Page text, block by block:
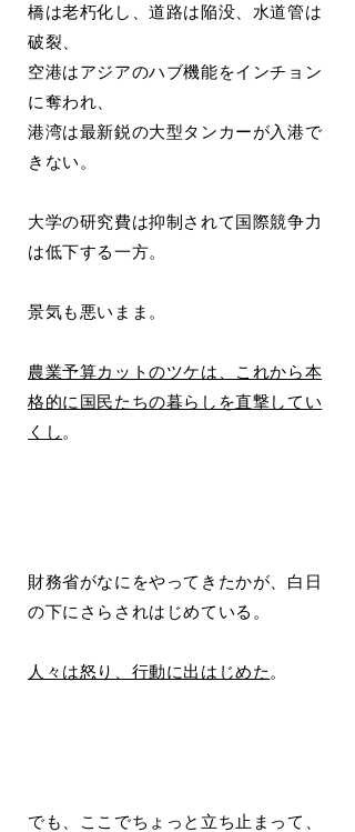
橋は老朽化し、道路は陥没、水道管は
破裂、
空港はアジアのハブ機能をインチョン
に奪われ、
港湾は最新鋭の大型タンカーが入港で
きない。
大学の研究費は抑制されて国際競争力
は低下する一方。
景気も悪いまま。
農業予算カットのツケは、これから本
格的に国民たちの暮らしを直撃してい
くし 。
財務省がなにをやってきたかが、白日
の下にさらされはじめている。
人々は怒り、行動に出はじめた 。
でも、ここでちょっと立ち止まって、